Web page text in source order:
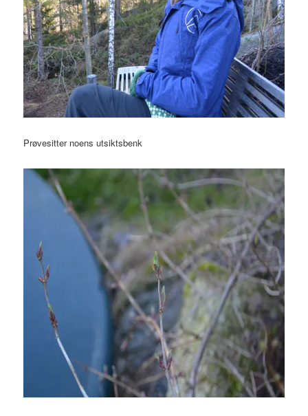
Prøvesitter noens utsiktsbenk